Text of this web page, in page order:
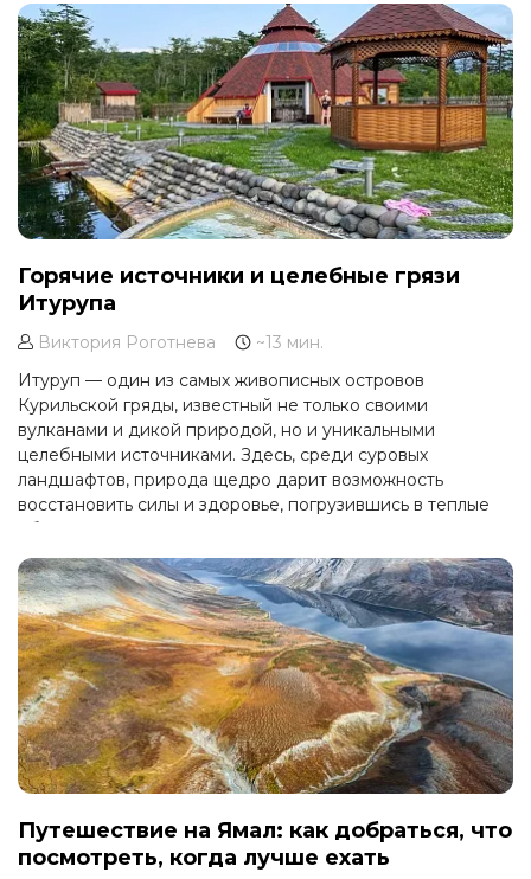
Горячие источники и целебные грязи
Итурупа
Виктория Роготнева
~13 мин.
Итуруп — один из самых живописных островов
Курильской гряды, известный не только своими
вулканами и дикой природой, но и уникальными
целебными источниками. Здесь, среди суровых
ландшафтов, природа щедро дарит возможность
восстановить силы и здоровье, погрузившись в теплые
объятия минеральных вод.
Путешествие на Ямал: как добраться, что
посмотреть, когда лучше ехать